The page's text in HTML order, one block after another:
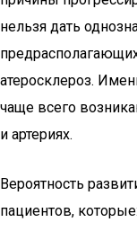
нельзя дать
атеросклероз.
чаще всего
и артериях.
Вероятность
пациентов, которые: